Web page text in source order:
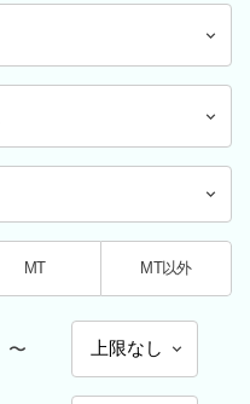
MT MT以外
〜